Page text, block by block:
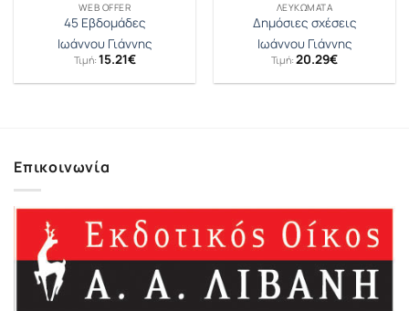
WEB OFFER
45 Εβδομάδες
Ιωάννου Γιάννης
Τιμή: 15.21€
ΛΕΥΚΏΜΑΤΑ
Δημόσιες σχέσεις
Ιωάννου Γιάννης
Τιμή: 20.29€
Επικοινωνία